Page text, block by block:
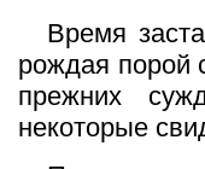
Время
рождая порой
прежних
некоторые